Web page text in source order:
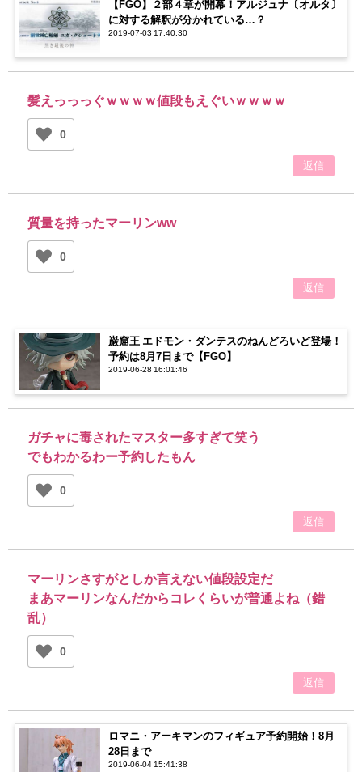
【FGO】２部４章が開幕！アルジュナ〔オルタ〕
に対する解釈が分かれている…？
2019-07-03 17:40:30
髪えっっっぐｗｗｗｗ値段もえぐいｗｗｗｗ
0
返信
質量を持ったマーリンww
0
返信
巌窟王 エドモン・ダンテスのねんどろいど登場！
予約は8月7日まで【FGO】
2019-06-28 16:01:46
ガチャに毒されたマスター多すぎて笑う
でもわかるわー予約したもん
0
返信
マーリンさすがとしか言えない値段設定だ
まあマーリンなんだからコレくらいが普通よね（錯
乱）
0
返信
ロマニ・アーキマンのフィギュア予約開始！8月
28日まで
2019-06-04 15:41:38